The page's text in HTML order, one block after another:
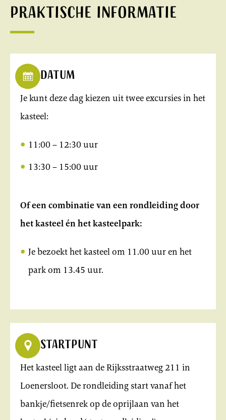
Praktische informatie
Datum
Je kunt deze dag kiezen uit twee excursies in het
kasteel:
11:00 – 12:30 uur
13:30 – 15:00 uur
Of een combinatie van een rondleiding door
het kasteel én het kasteelpark:
Je bezoekt het kasteel om 11.00 uur en het
park om 13.45 uur.
Startpunt
Het kasteel ligt aan de Rijksstraatweg 211 in
Loenersloot. De rondleiding start vanaf het
bankje/fietsenrek op de oprijlaan van het